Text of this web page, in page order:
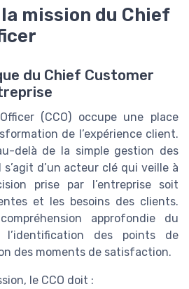
mission du Chief
du Chief Customer
(CCO) occupe une place
de l’expérience client.
delà de la simple gestion des
d’un acteur clé qui veille à
prise par l’entreprise soit
et les besoins des clients.
approfondie du
des points de
des moments de satisfaction.
le CCO doit :